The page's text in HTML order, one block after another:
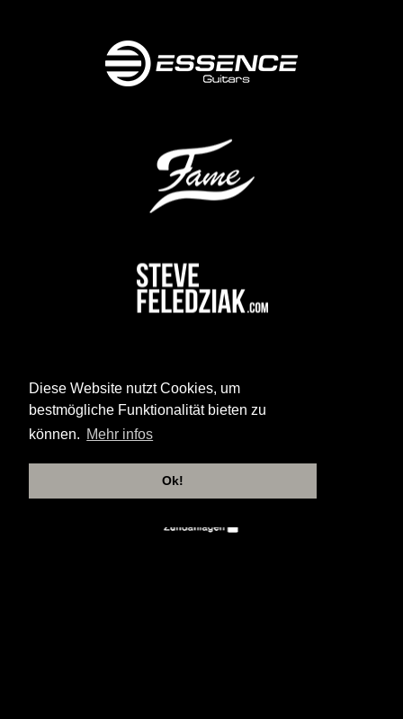
Diese Website nutzt Cookies, um
bestmögliche Funktionalität bieten zu
können. Mehr infos
Ok!